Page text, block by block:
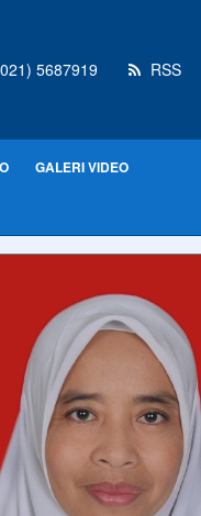
5687919 RSS
GALERI VIDEO